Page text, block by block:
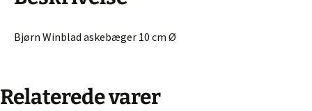
Bjørn Winblad askebæger 10 cm Ø
Relaterede varer